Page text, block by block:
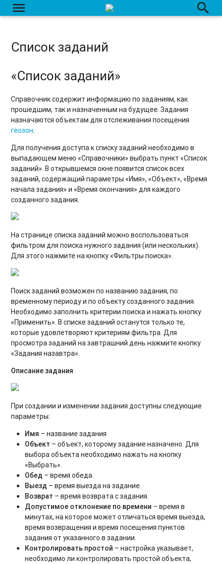
menu search
Список заданий
«Список заданий»
Справочник содержит информацию по заданиям, как
прошедшим, так и назначенным на будущее. Задания
назначаются объектам для отслеживания посещения
геозон.
Для получения доступа к списку заданий необходимо в
выпадающем меню «Справочники» выбрать пункт «Список
заданий». В открывшемся окне появится список всех
заданий, содержащий параметры «Имя», «Объект», «Время
начала задания» и «Время окончания» для каждого
созданного задания.
На странице списка заданий можно воспользоваться
фильтром для поиска нужного задания (или нескольких).
Для этого нажмите на кнопку «Фильтры поиска».
Поиск заданий возможен по названию задания, по
временному периоду и по объекту созданного задания.
Необходимо заполнить критерии поиска и нажать кнопку
«Применить». В списке заданий останутся только те,
которые удовлетворяют критериям фильтра. Для
просмотра заданий на завтрашний день нажмите кнопку
«Задания назавтра».
Описание задания
При создании и изменении задания доступны следующие
параметры:
Имя – название задания
Объект – объект, которому задание назначено. Для
выбора объекта необходимо нажать на кнопку
«Выбрать».
Обед – время обеда.
Выезд – время выезда на задание.
Возврат – время возврата с задания.
Допустимое отклонение по времени – время в
минутах, на которое может отличаться время выезда,
время возвращения и время посещения пунктов
задания от указанного в задании.
Контролировать простой – настройка указывает,
необходимо ли контролировать простой объекта,